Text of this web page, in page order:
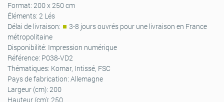
Format: 200 x 250 cm
Éléments: 2 Lés
Délai de livraison:
3-8 jours ouvrés pour une livraison en France
métropolitaine
Disponibilité: Impression numérique
Référence: P038-VD2
Thématiques: Komar, Intissé, FSC
Pays de fabrication: Allemagne
Largeur (cm): 200
Hauteur (cm): 250